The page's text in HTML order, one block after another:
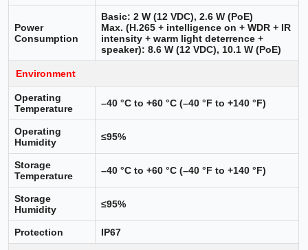
Power
Consumption
Basic: 2 W (12 VDC), 2.6 W (PoE)
Max. (H.265 + intelligence on + WDR + IR
intensity + warm light deterrence +
speaker): 8.6 W (12 VDC), 10.1 W (PoE)
Environment
Operating
Temperature
–40 °C to +60 °C (–40 °F to +140 °F)
Operating
Humidity
≤95%
Storage
Temperature
–40 °C to +60 °C (–40 °F to +140 °F)
Storage
Humidity
≤95%
Protection IP67